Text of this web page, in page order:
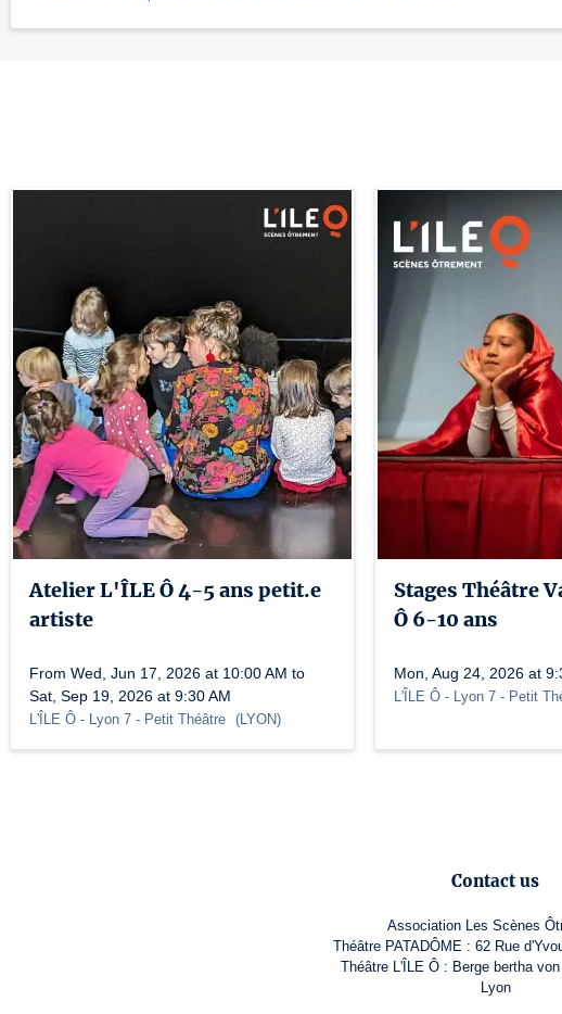
Atelier L'ÎLE Ô 4-5 ans petit.e
artiste
From Wed, Jun 17, 2026 at 10:00 AM to
Sat, Sep 19, 2026 at 9:30 AM
L'ÎLE Ô - Lyon 7 - Petit Théâtre (LYON)
Stages Théâtre
Ô 6-10 ans
Mon, Aug 24, 2026 at
L'ÎLE Ô - Lyon 7 - Petit
Contact us
Association Les Scènes
Théâtre PATADÔME : 62 Rue
Théâtre L'ÎLE Ô : Berge bertha
Lyon